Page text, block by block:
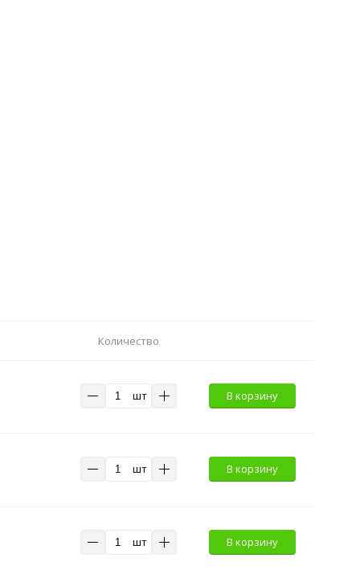
Количество
шт В корзину
шт В корзину
шт В корзину